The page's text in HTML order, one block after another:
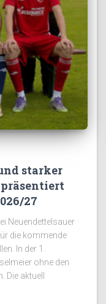
starker
präsentiert
27
Neuendettelsauer
die kommende
In der 1.
ohne den
Die aktuell